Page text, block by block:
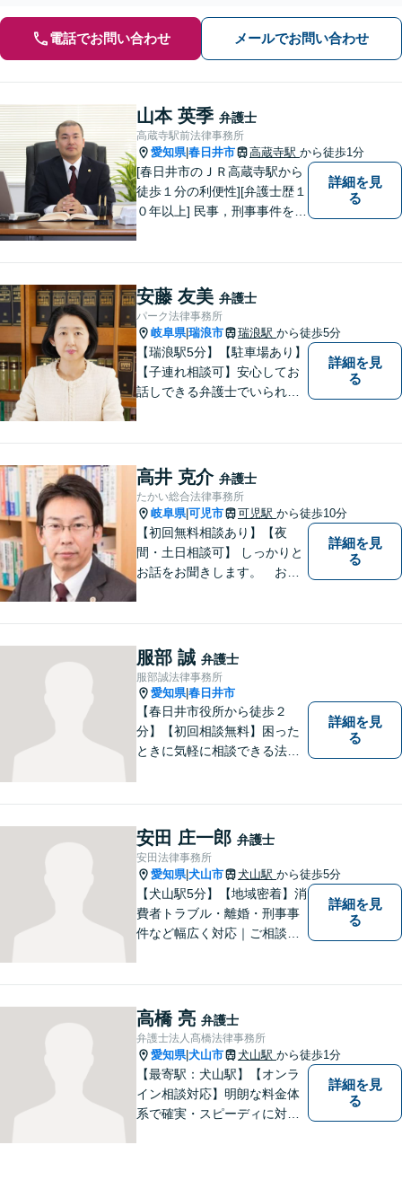
電話でお問い合わせ メールでお問い合わせ
山本 英季 弁護士
高蔵寺駅前法律事務所
愛知県|春日井市 高蔵寺駅 から徒歩1分
[春日井市のＪＲ高蔵寺駅から
徒歩１分の利便性][弁護士歴１
０年以上] 民事，刑事事件を問
善の解決となることを目指し
ます。 一お困り事がございま
したらお気軽にご相談下さ
い。
詳細を見
る
安藤 友美 弁護士
パーク法律事務所
岐阜県|瑞浪市 瑞浪駅 から徒歩5分
【瑞浪駅5分】【駐車場あり】
【子連れ相談可】安心してお
話しできる弁護士でいられる
ます。より良い解決ができる
ようサポートしたいと考えて
おります。
詳細を見
る
高井 克介 弁護士
たかい総合法律事務所
岐阜県|可児市 可児駅 から徒歩10分
【初回無料相談あり】【夜
間・土日相談可】 しっかりと
お話をお聞きします。 お気
詳細を見
る
服部 誠 弁護士
服部誠法律事務所
愛知県|春日井市
【春日井市役所から徒歩２
分】【初回相談無料】困った
ときに気軽に相談できる法律
できる弁護士を目指していま
す。
詳細を見
る
安田 庄一郎 弁護士
安田法律事務所
愛知県|犬山市 犬山駅 から徒歩5分
【犬山駅5分】【地域密着】消
費者トラブル・離婚・刑事事
件など幅広く対応｜ご相談者
休日・時間外対応可】
詳細を見
る
高橋 亮 弁護士
弁護士法人髙橋法律事務所
愛知県|犬山市 犬山駅 から徒歩1分
【最寄駅：犬山駅】【オンラ
イン相談対応】明朗な料金体
系で確実・スピーディに対応
詳細を見
る